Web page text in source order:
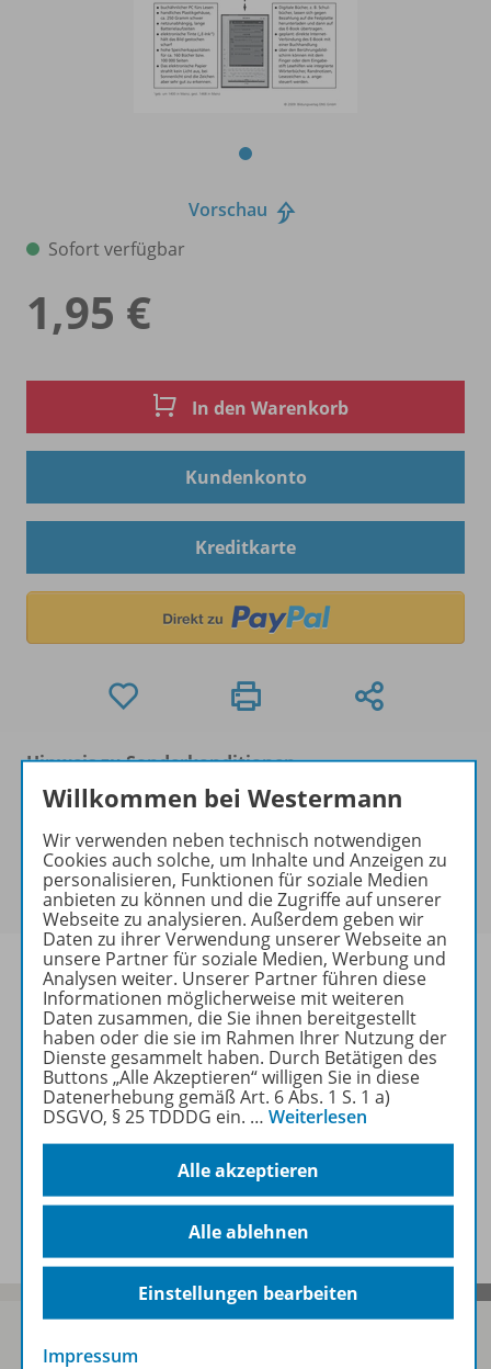
Vorschau
Sofort verfügbar
1,95 €
In den Warenkorb
Kundenkonto
Kreditkarte
Hinweis zu Sonderkonditionen
Bei Bezahlung über Paypal und Kreditkarte können
keine Sonderkonditionen gewährt werden.
Sie haben ein passendesSpar-Paket?
Um den für Sie gültigen Preis zu sehen,melden Sie
sich bitte an.
Informationen
Weitere Inhalte der Ausgabe
Spar-Pakete
Willkommen bei Westermann
Wir verwenden neben technisch notwendigen
Cookies auch solche, um Inhalte und Anzeigen zu
personalisieren, Funktionen für soziale Medien
anbieten zu können und die Zugriffe auf unserer
Webseite zu analysieren. Außerdem geben wir
Daten zu ihrer Verwendung unserer Webseite an
unsere Partner für soziale Medien, Werbung und
Analysen weiter. Unserer Partner führen diese
Informationen möglicherweise mit weiteren
Daten zusammen, die Sie ihnen bereitgestellt
haben oder die sie im Rahmen Ihrer Nutzung der
Dienste gesammelt haben. Durch Betätigen des
Buttons „Alle Akzeptieren“ willigen Sie in diese
Datenerhebung gemäß Art. 6 Abs. 1 S. 1 a)
DSGVO, § 25 TDDDG ein. … Weiterlesen
Alle akzeptieren
Alle ablehnen
Einstellungen bearbeiten
Impressum